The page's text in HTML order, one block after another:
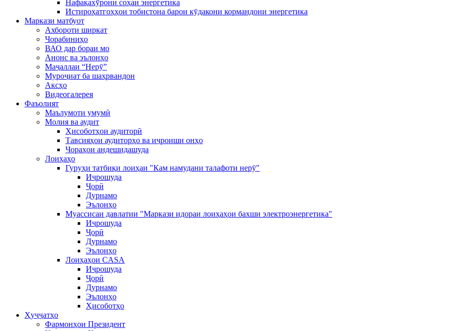
Нафақахӯрони соҳаи энергетика
Истироҳатгоҳҳои тобистона барои кӯдакони кормандони энергетика
Маркази матбуот
Ахбороти ширкат
Чорабиниҳо
ВАО дар бораи мо
Анонс ва эълонҳо
Маҷаллаи “Нерӯ”
Муроҷиат ба шаҳрвандон
Аксҳо
Видеогалерея
Фаъолият
Маълумоти умумӣ
Молия ва аудит
Ҳисоботҳои аудиторӣ
Тавсияҳои аудиторҳо ва иҷроиши онҳо
Чораҳои андешидашуда
Лоиҳаҳо
Гуруҳи татбиқи лоиҳаи "Кам намудани талафоти нерӯ"
Иҷрошуда
Ҷорӣ
Дурнамо
Эълонҳо
Муассисаи давлатии "Маркази идораи лоиҳаҳои бахши электроэнергетика"
Иҷрошуда
Ҷорӣ
Дурнамо
Эълонҳо
Лоиҳаҳои CASA
Иҷрошуда
Ҷорӣ
Дурнамо
Эълонҳо
Ҳисоботҳо
Ҳуҷҷатҳо
Фармонҳои Президент